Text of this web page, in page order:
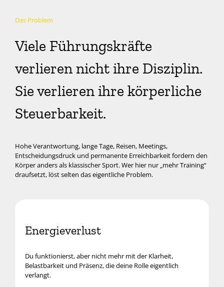
Das Problem
Viele Führungskräfte
verlieren nicht ihre Disziplin.
Sie verlieren ihre körperliche
Steuerbarkeit.
Hohe Verantwortung, lange Tage, Reisen, Meetings,
Entscheidungsdruck und permanente Erreichbarkeit fordern den
Körper anders als klassischer Sport. Wer hier nur „mehr Training“
draufsetzt, löst selten das eigentliche Problem.
Energieverlust
Du funktionierst, aber nicht mehr mit der Klarheit,
Belastbarkeit und Präsenz, die deine Rolle eigentlich
verlangt.